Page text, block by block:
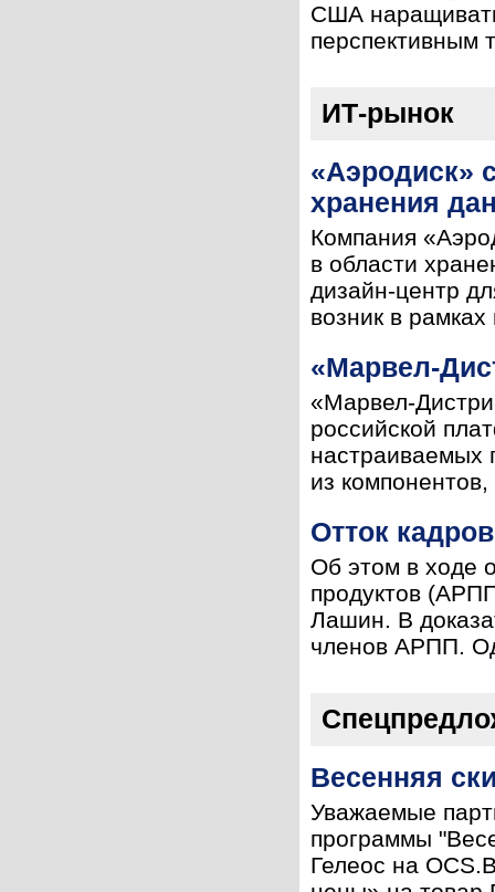
США
перспективным
ИТ-рынок
«Аэродиск»
хранения
Компания
в области
дизайн-центр
возник в
«Марвел-
«Марвел-
российской
настраиваемых
из
Отток
Об этом в ходе
продуктов
Лашин. В
членов АРПП.
Весенняя
Уважаемые
программы
Гелеос на